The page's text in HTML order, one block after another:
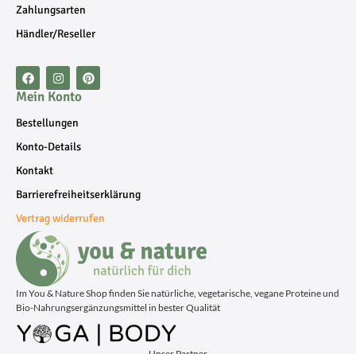
Zahlungsarten
Händler/Reseller
Mein Konto
Bestellungen
Konto-Details
Kontakt
Barrierefreiheitserklärung
Vertrag widerrufen
Im You & Nature Shop finden Sie natürliche, vegetarische, vegane Proteine und
Bio-Nahrungsergänzungsmittel in bester Qualität